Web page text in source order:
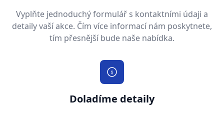
Vyplňte jednoduchý formulář s kontaktními údaji a
detaily vaší akce. Čím více informací nám poskytnete,
tím přesnější bude naše nabídka.
Doladíme detaily